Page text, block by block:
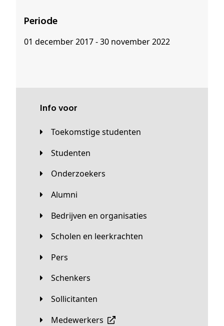
Periode
01 december 2017 - 30 november 2022
Info voor
Toekomstige studenten
Studenten
Onderzoekers
Alumni
Bedrijven en organisaties
Scholen en leerkrachten
Pers
Schenkers
Sollicitanten
Medewerkers